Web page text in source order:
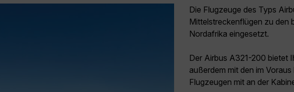
Die Flugzeuge des Typs
Mittelstreckenflügen zu den
Nordafrika eingesetzt.
Der Airbus A321-200 bietet
außerdem mit den im
Flugzeugen mit an der